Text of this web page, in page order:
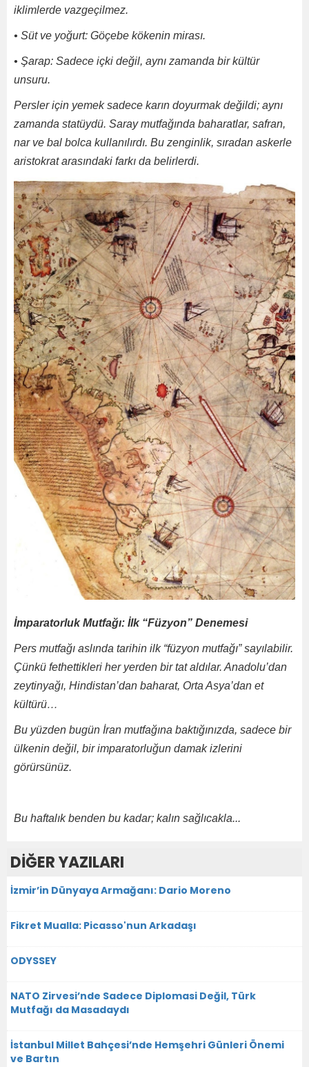
iklimlerde vazgeçilmez.
• Süt ve yoğurt: Göçebe kökenin mirası.
• Şarap: Sadece içki değil, aynı zamanda bir kültür
unsuru.
Persler için yemek sadece karın doyurmak değildi; aynı
zamanda statüydü. Saray mutfağında baharatlar, safran,
nar ve bal bolca kullanılırdı. Bu zenginlik, sıradan askerle
aristokrat arasındaki farkı da belirlerdi.
İmparatorluk Mutfağı: İlk “Füzyon” Denemesi
Pers mutfağı aslında tarihin ilk “füzyon mutfağı” sayılabilir.
Çünkü fethettikleri her yerden bir tat aldılar. Anadolu’dan
zeytinyağı, Hindistan’dan baharat, Orta Asya’dan et
kültürü…
Bu yüzden bugün İran mutfağına baktığınızda, sadece bir
ülkenin değil, bir imparatorluğun damak izlerini
görürsünüz.
Bu haftalık benden bu kadar; kalın sağlıcakla...
DİĞER YAZILARI
İzmir’in Dünyaya Armağanı: Dario Moreno
Fikret Mualla: Picasso'nun Arkadaşı
ODYSSEY
NATO Zirvesi’nde Sadece Diplomasi Değil, Türk
Mutfağı da Masadaydı
İstanbul Millet Bahçesi’nde Hemşehri Günleri Önemi
ve Bartın